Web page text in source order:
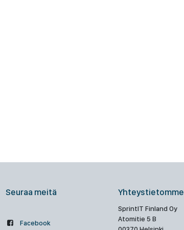
Seuraa meitä
Facebook
Yhteystietomme
SprintIT Finland Oy
Atomitie 5 B